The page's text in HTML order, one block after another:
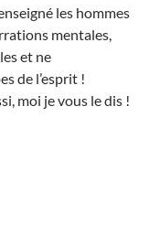
les hommes
mentales,
et ne
de l’esprit !
moi je vous le dis !